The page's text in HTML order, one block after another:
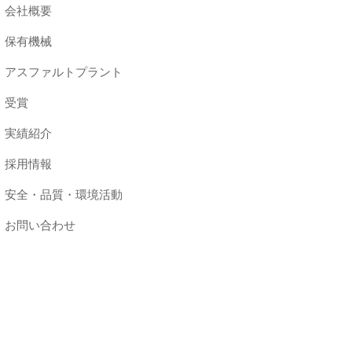
会社概要
保有機械
アスファルトプラント
受賞
実績紹介
採用情報
安全・品質・環境活動
お問い合わせ